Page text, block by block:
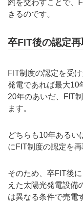
約を交わすことで、
きるのです。
卒FIT後の認定
FIT制度の認定を受
発電であれば最大10
20年のあいだ、FIT
ます。
どちらも10年あるい
にFIT制度の認定を
そのため、卒FIT後
えた太陽光発電設備
は異なる条件で売電